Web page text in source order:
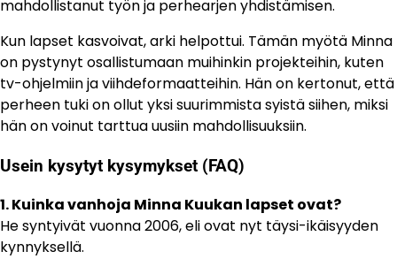
mahdollistanut työn ja perhearjen yhdistämisen.
Kun lapset kasvoivat, arki helpottui. Tämän myötä Minna
on pystynyt osallistumaan muihinkin projekteihin, kuten
tv-ohjelmiin ja viihdeformaatteihin. Hän on kertonut, että
perheen tuki on ollut yksi suurimmista syistä siihen, miksi
hän on voinut tarttua uusiin mahdollisuuksiin.
Usein kysytyt kysymykset (FAQ)
1. Kuinka vanhoja Minna Kuukan lapset ovat?
He syntyivät vuonna 2006, eli ovat nyt täysi-ikäisyyden
kynnyksellä.